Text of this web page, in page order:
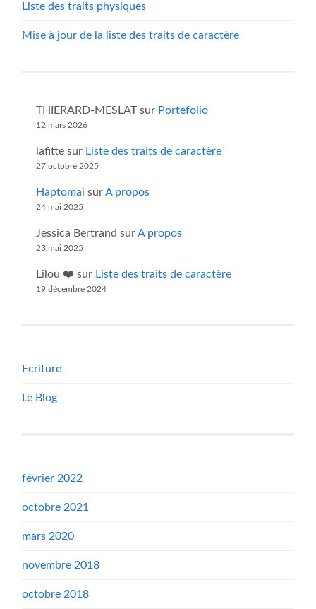
Liste des traits physiques
Mise à jour de la liste des traits de caractère
THIERARD-MESLATsur Portefolio
12 mars 2026
lafitte sur Liste des traits de caractère
27 octobre 2025
Haptomai surA propos
24 mai 2025
Jessica Bertrand surA propos
23 mai 2025
Lilou ❤️ sur Liste des traits de caractère
19 décembre 2024
Ecriture
Le Blog
février 2022
octobre 2021
mars 2020
novembre 2018
octobre 2018